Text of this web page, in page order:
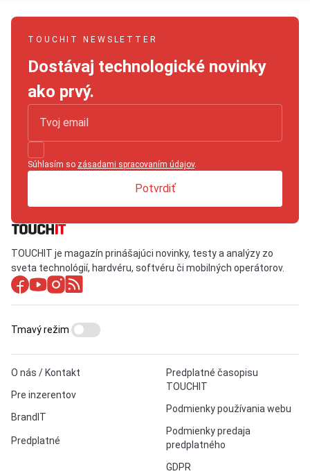
TOUCHIT NEWSLETTER
Dostávaj technologické novinky
ako prvý.
Súhlasím so zásadami spracovaním údajov.
Potvrdiť
TOUCHIT je magazín prinášajúci novinky, testy a analýzy zo
sveta technológií, hardvéru, softvéru či mobilných operátorov.
O nás / Kontakt
Pre inzerentov
BrandIT
Predplatné
Predplatné časopisu
TOUCHIT
Podmienky používania webu
Podmienky predaja
predplatného
GDPR
Tmavý režim